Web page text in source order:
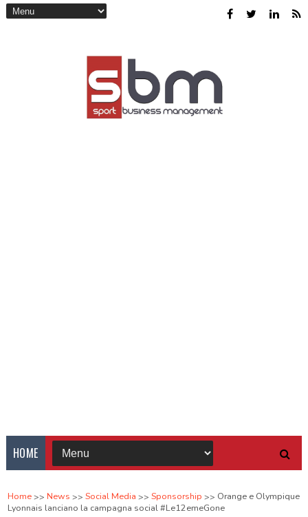
HOME
Home News Social Media Sponsorship
Orange e Olympique
Lyonnais lanciano la campagna social #Le12emeGone